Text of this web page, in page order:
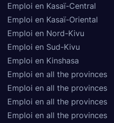
Emploi en Kasaï-Central
Emploi en Kasaï-Oriental
Emploi en Nord-Kivu
Emploi en Sud-Kivu
Emploi en Kinshasa
Emploi en all the provinces
Emploi en all the provinces
Emploi en all the provinces
Emploi en all the provinces